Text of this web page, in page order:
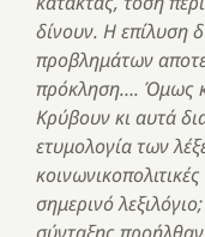
δίνουν. Η επίλυση
προβλημάτων
πρόκληση…. Όμως
Κρύβουν κι αυτά
ετυμολογία των
σημερινό